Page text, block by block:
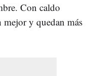
Con caldo
mejor y quedan más